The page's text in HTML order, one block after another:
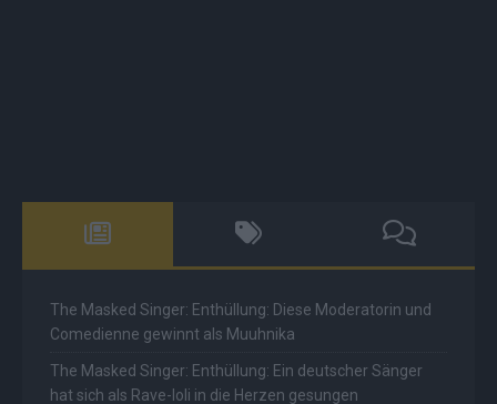
The Masked Singer: Enthüllung: Diese Moderatorin und
Comedienne gewinnt als Muuhnika
The Masked Singer: Enthüllung: Ein deutscher Sänger
hat sich als Rave-Ioli in die Herzen gesungen